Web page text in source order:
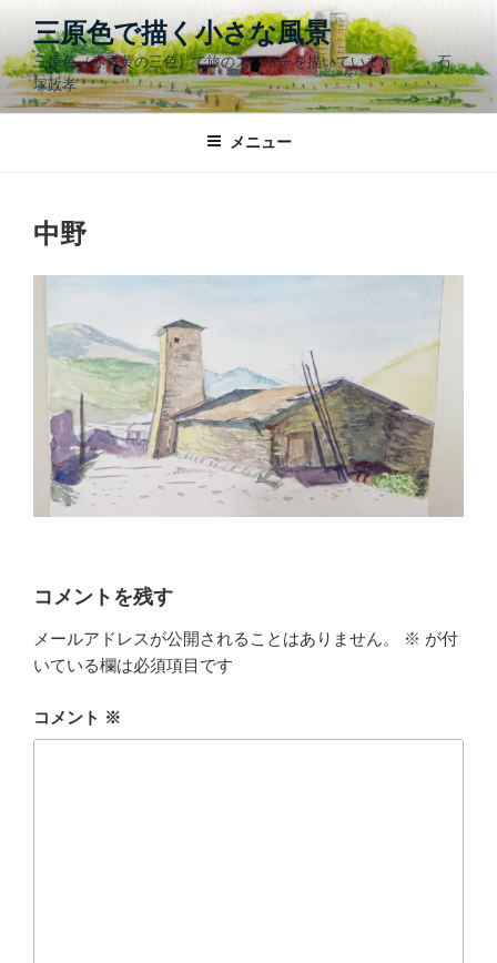
テ
ン
ツ
三原色で描く小さな風景
三原色（赤青黄の三色）で旅のスケッチを描いています 石
塚政孝
メニュー
中野
コメントを残す
メールアドレスが公開されることはありません。 ※ が付
いている欄は必須項目です
コメント ※